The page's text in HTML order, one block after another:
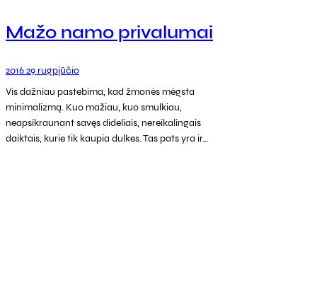
Mažo namo privalumai
2016 29 rugpjūčio
Vis dažniau pastebima, kad žmonės mėgsta
minimalizmą. Kuo mažiau, kuo smulkiau,
neapsikraunant savęs dideliais, nereikalingais
daiktais, kurie tik kaupia dulkes. Tas pats yra ir…